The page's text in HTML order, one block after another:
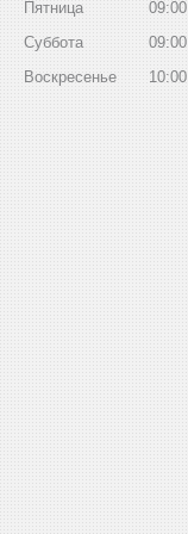
Пятница
09:00
Суббота
09:00
Воскресенье
10:00